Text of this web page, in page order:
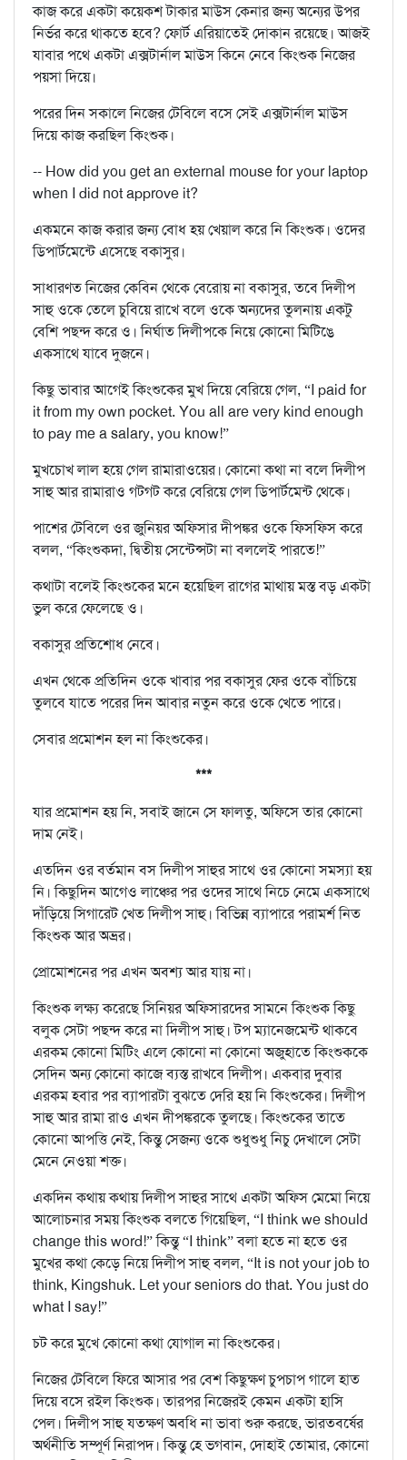
কাজ করে একটা কয়েকশ টাকার মাউস কেনার জন্য অন্যের উপর
নির্ভর করে থাকতে হবে? ফোর্ট এরিয়াতেই দোকান রয়েছে। আজই
যাবার পথে একটা এক্সটার্নাল মাউস কিনে নেবে কিংশুক নিজের
পয়সা দিয়ে।
পরের দিন সকালে নিজের টেবিলে বসে সেই এক্সটার্নাল মাউস
দিয়ে কাজ করছিল কিংশুক।
-- How did you get an external mouse for your laptop
when I did not approve it?
একমনে কাজ করার জন্য বোধ হয় খেয়াল করে নি কিংশুক। ওদের
ডিপার্টমেন্টে এসেছে বকাসুর।
সাধারণত নিজের কেবিন থেকে বেরোয় না বকাসুর, তবে দিলীপ
সাহু ওকে তেলে চুবিয়ে রাখে বলে ওকে অন্যদের তুলনায় একটু
বেশি পছন্দ করে ও। নির্ঘাত দিলীপকে নিয়ে কোনো মিটিঙে
একসাথে যাবে দুজনে।
কিছু ভাবার আগেই কিংশুকের মুখ দিয়ে বেরিয়ে গেল, “I paid for
it from my own pocket. You all are very kind enough
to pay me a salary, you know!”
মুখচোখ লাল হয়ে গেল রামারাওয়ের। কোনো কথা না বলে দিলীপ
সাহু আর রামারাও গটগট করে বেরিয়ে গেল ডিপার্টমেন্ট থেকে।
পাশের টেবিলে ওর জুনিয়র অফিসার দীপঙ্কর ওকে ফিসফিস করে
বলল, “কিংশুকদা, দ্বিতীয় সেন্টেন্সটা না বললেই পারতে!”
কথাটা বলেই কিংশুকের মনে হয়েছিল রাগের মাথায় মস্ত বড় একটা
ভুল করে ফেলেছে ও।
বকাসুর প্রতিশোধ নেবে।
এখন থেকে প্রতিদিন ওকে খাবার পর বকাসুর ফের ওকে বাঁচিয়ে
তুলবে যাতে পরের দিন আবার নতুন করে ওকে খেতে পারে।
সেবার প্রমোশন হল না কিংশুকের।
***
যার প্রমোশন হয় নি, সবাই জানে সে ফালতু, অফিসে তার কোনো
দাম নেই।
এতদিন ওর বর্তমান বস দিলীপ সাহুর সাথে ওর কোনো সমস্যা হয়
নি। কিছুদিন আগেও লাঞ্চের পর ওদের সাথে নিচে নেমে একসাথে
দাঁড়িয়ে সিগারেট খেত দিলীপ সাহু। বিভিন্ন ব্যাপারে পরামর্শ নিত
কিংশুক আর অভ্রর।
প্রোমোশনের পর এখন অবশ্য আর যায় না।
কিংশুক লক্ষ্য করেছে সিনিয়র অফিসারদের সামনে কিংশুক কিছু
বলুক সেটা পছন্দ করে না দিলীপ সাহু। টপ ম্যানেজমেন্ট থাকবে
এরকম কোনো মিটিং এলে কোনো না কোনো অজুহাতে কিংশুককে
সেদিন অন্য কোনো কাজে ব্যস্ত রাখবে দিলীপ। একবার দুবার
এরকম হবার পর ব্যাপারটা বুঝতে দেরি হয় নি কিংশুকের। দিলীপ
সাহু আর রামা রাও এখন দীপঙ্করকে তুলছে। কিংশুকের তাতে
কোনো আপত্তি নেই, কিন্তু সেজন্য ওকে শুধুশুধু নিচু দেখালে সেটা
মেনে নেওয়া শক্ত।
একদিন কথায় কথায় দিলীপ সাহুর সাথে একটা অফিস মেমো নিয়ে
আলোচনার সময় কিংশুক বলতে গিয়েছিল, “I think we should
change this word!” কিন্তু “I think” বলা হতে না হতে ওর
মুখের কথা কেড়ে নিয়ে দিলীপ সাহু বলল, “It is not your job to
think, Kingshuk. Let your seniors do that. You just do
what I say!”
চট করে মুখে কোনো কথা যোগাল না কিংশুকের।
নিজের টেবিলে ফিরে আসার পর বেশ কিছুক্ষণ চুপচাপ গালে হাত
দিয়ে বসে রইল কিংশুক। তারপর নিজেরই কেমন একটা হাসি
পেল। দিলীপ সাহু যতক্ষণ অবধি না ভাবা শুরু করছে, ভারতবর্ষের
অর্থনীতি সম্পূর্ণ নিরাপদ। কিন্তু হে ভগবান, দোহাই তোমার, কোনো